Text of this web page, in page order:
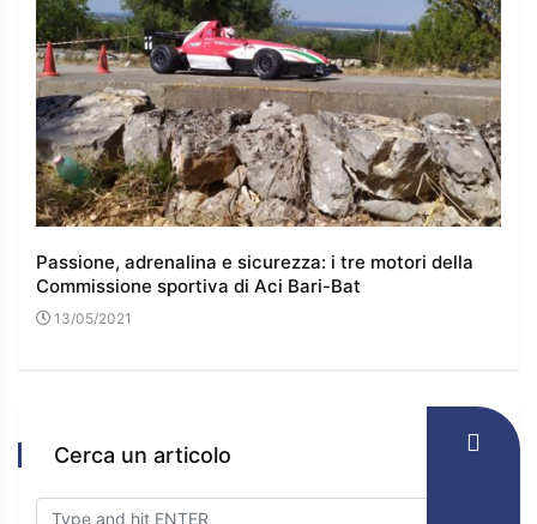
Passione, adrenalina e sicurezza: i tre motori della
Commissione sportiva di Aci Bari-Bat
13/05/2021
Cerca un articolo